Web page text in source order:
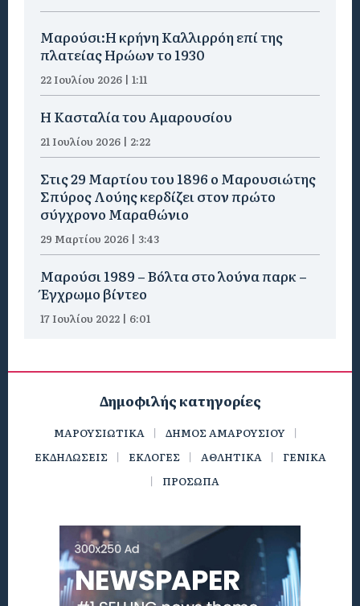
Μαρούσι:Η κρήνη Καλλιρρόη επί της
πλατείας Ηρώων το 1930
22 Ιουλίου 2026 | 1:11
Η Κασταλία του Αμαρουσίου
21 Ιουλίου 2026 | 2:22
Στις 29 Μαρτίου του 1896 ο Μαρουσιώτης
Σπύρος Λούης κερδίζει στον πρώτο
σύγχρονο Μαραθώνιο
29 Μαρτίου 2026 | 3:43
Μαρούσι 1989 – Βόλτα στο λούνα παρκ –
Έγχρωμο βίντεο
17 Ιουλίου 2022 | 6:01
Δημοφιλής κατηγορίες
ΜΑΡΟΥΣΙΩΤΙΚΑ
ΔΗΜΟΣ ΑΜΑΡΟΥΣΙΟΥ
ΕΚΔΗΛΩΣΕΙΣ
ΕΚΛΟΓΕΣ ΑΘΛΗΤΙΚΑ
ΓΕΝΙΚΑ
ΠΡΟΣΩΠΑ